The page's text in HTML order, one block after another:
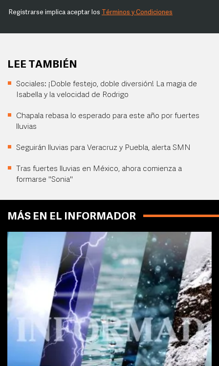
Registrarse implica aceptar los Términos y Condiciones
LEE TAMBIÉN
Sociales: ¡Doble festejo, doble diversión! La magia de
Isabella y la velocidad de Rodrigo
Chapala rebasa lo esperado para este año por fuertes
lluvias
Seguirán lluvias para Veracruz y Puebla, alerta SMN
Tras fuertes lluvias en México, ahora comienza a
formarse "Sonia"
MÁS EN EL INFORMADOR